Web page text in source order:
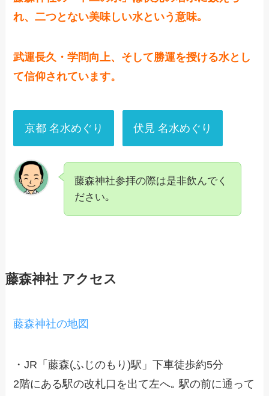
れ、二つとない美味しい水という意味｡
武運長久・学問向上、そして勝運を授ける水とし
て信仰されています。
京都 名水めぐり 伏見 名水めぐり
藤森神社参拝の際は是非飲んでく
ださい｡
藤森神社 アクセス
藤森神社の地図
・JR「藤森(ふじのもり)駅」下車徒歩約5分
2階にある駅の改札口を出て左へ｡ 駅の前に通って